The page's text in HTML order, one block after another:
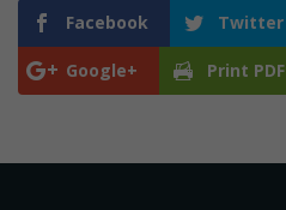
Facebook Twitter
Google+ Print PDF